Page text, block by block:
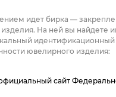
идет бирка —
На ней вы найдете
ювелирного изделия:
сайт